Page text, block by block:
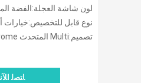
لون شاشة العجلة:الفضة
نوع قابل للتخصيص:خيارات
تصميم:Multi المتحدث Chrome
ﺎﺘﺼﻟ ﺍﻶﻧ